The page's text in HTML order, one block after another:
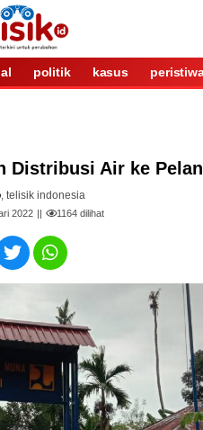
politik kasus
Distribusi Air ke
, telisik indonesia
2022 1164dilihat